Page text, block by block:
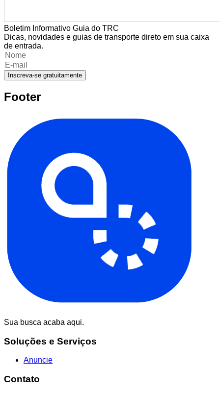
Boletim Informativo Guia do TRC
Dicas, novidades e guias de transporte direto em sua caixa
de entrada.
Inscreva-se gratuitamente
Footer
Sua busca acaba aqui.
Soluções e Serviços
Anuncie
Contato